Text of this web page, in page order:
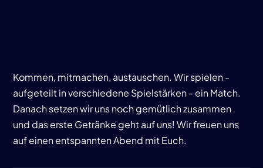
Kommen, mitmachen, austauschen. Wir spielen -
aufgeteilt in verschiedene Spielstärken - ein Match.
Danach setzen wir uns noch gemütlich zusammen
und das erste Getränke geht auf uns! Wir freuen uns
auf einen entspannten Abend mit Euch.